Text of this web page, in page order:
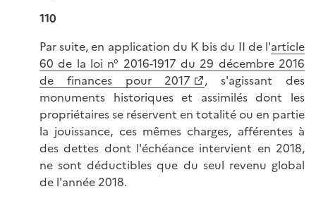
110
Par suite, en application du K bis du II de l'article
60 de la loi n° 2016-1917 du 29 décembre 2016
de finances pour 2017
, s'agissant des
monuments historiques et assimilés dont les
propriétaires se réservent en totalité ou en partie
la jouissance, ces mêmes charges, afférentes à
des dettes dont l'échéance intervient en 2018,
ne sont déductibles que du seul revenu global
de l'année 2018.